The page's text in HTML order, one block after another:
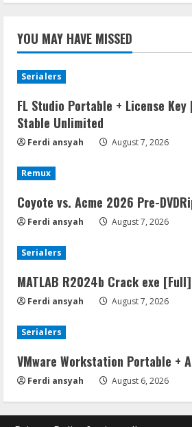
YOU MAY HAVE MISSED
Serialers
FL Studio Portable + License
Stable Unlimited
Ferdi ansyah August 7, 2026
Remux
Coyote vs. Acme 2026 Pre-
Ferdi ansyah August 7, 2026
Serialers
MATLAB R2024b Crack exe
Ferdi ansyah August 7, 2026
Serialers
VMware Workstation Portable +
Ferdi ansyah August 6, 2026